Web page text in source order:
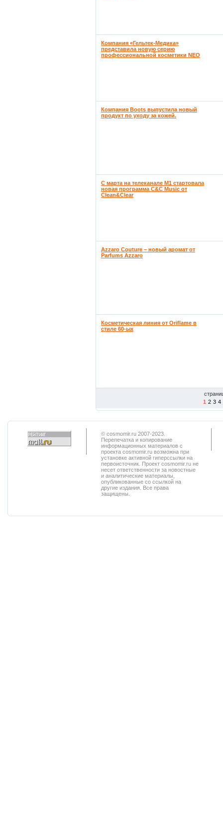
Компания «Гельтек-Медика»
представила новую серию
профессиональной косметики NEO
Компания Boots выпустила новый
продукт по уходу за кожей.
С марта на телеканале М1 стартовала
новая программа C&C Music от
Clean&Clear
Azzaro Couture – новый аромат от
Parfums Azzaro
Косметическая линия от Oriflame в
стиле 60-ых
1 2 3 4
© cosmomir.ru 2007-2023.
Перепечатка и копирование
информационных материалов с
проекта cosmomir.ru возможна при
установке активной гиперссылки на
первоисточник. Проект cosmomir.ru не
несет ответственности за новостные
и аналитические материалы,
опубликованные со ссылкой на
другие издания. Все права
защищены.